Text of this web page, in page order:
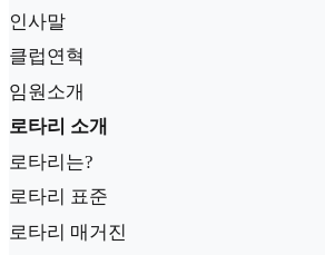
인사말
클럽연혁
임원소개
로타리 소개
로타리는?
로타리 표준
로타리 매거진